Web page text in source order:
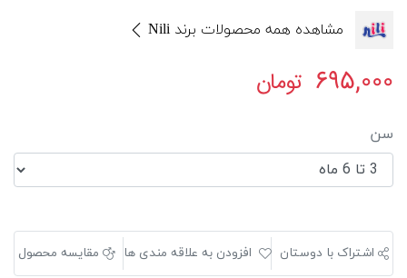
مشاهده همه محصولات برند Nili
۶۹۵,۰۰۰ تومان
سن
اشتراک با دوستان افزودن به علاقه مندی ها مقایسه محصول